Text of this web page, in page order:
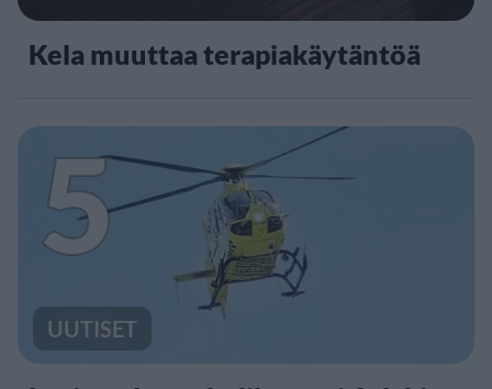
Kela muuttaa terapiakäytäntöä
5
UUTISET